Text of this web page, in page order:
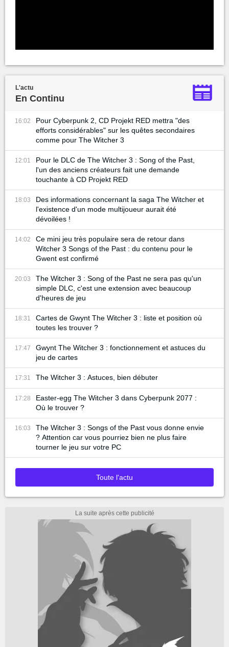
L'actu
En Continu
16:02
Pour Cyberpunk 2, CD Projekt RED mettra "des
efforts considérables" sur les quêtes secondaires
comme pour The Witcher 3
12:01
Pour le DLC de The Witcher 3 : Song of the Past,
l'un des anciens créateurs fait une demande
touchante à CD Projekt RED
18:03
Des informations concernant la saga The Witcher et
l'existence d'un mode multijoueur aurait été
dévoilées !
14:02
Ce mini jeu très populaire sera de retour dans
Witcher 3 Songs of the Past : du contenu pour le
Gwent est confirmé
20:03
The Witcher 3 : Song of the Past ne sera pas qu'un
simple DLC, c'est une extension avec beaucoup
d'heures de jeu
18:31
Cartes de Gwynt The Witcher 3 : liste et position où
toutes les trouver ?
17:47
Gwynt The Witcher 3 : fonctionnement et astuces du
jeu de cartes
17:31 The Witcher 3 : Astuces, bien débuter
17:28
Easter-egg The Witcher 3 dans Cyberpunk 2077 :
Où le trouver ?
16:03
The Witcher 3 : Songs of the Past vous donne envie
? Attention car vous pourriez bien ne plus faire
tourner le jeu sur votre PC
Toute l'actu